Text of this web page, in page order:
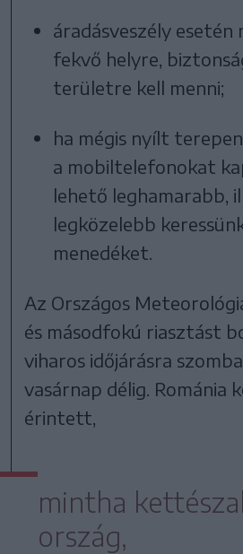
áradásveszély esetén
fekvő helyre,
területre kell menni;
ha mégis nyílt
a mobiltelefonokat
lehető leghamarabb,
legközelebb
menedéket.
Az Országos
és másodfokú riasztást
viharos időjárásra
vasárnap délig. Románia
érintett,
mintha
ország,